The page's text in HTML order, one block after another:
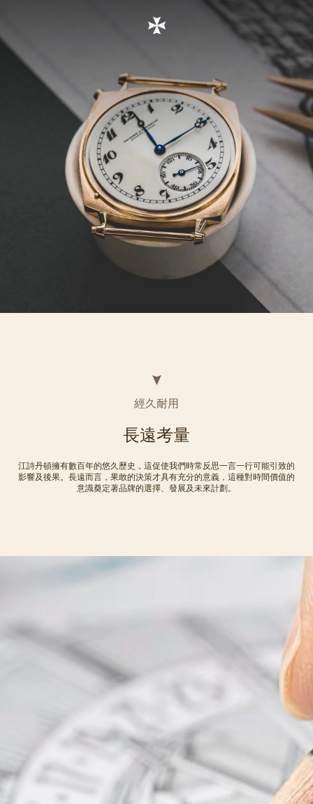
經久耐用
長遠考量
江詩丹頓擁有數百年的悠久歷史，這促使我們時常反思一言一行可能引致的
影響及後果。長遠而言，果敢的決策才具有充分的意義，這種對時間價值的
意識奠定著品牌的選擇、發展及未來計劃。